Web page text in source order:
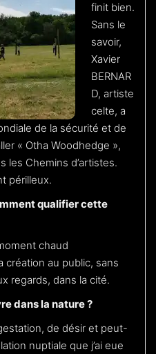
finit bien.
Sans le
savoir,
Xavier
BERNAR
D, artiste
celte, a
de la sécurité et de
« Otha Woodhedge »,
les Chemins d’artistes.
périlleux.
qualifier cette
chaud
création au public, sans
regards, dans la cité.
dans la nature ?
de désir et peut-
nuptiale que j’ai eue